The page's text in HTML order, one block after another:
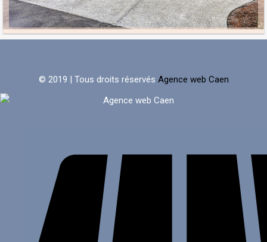
© 2019 | Tous droits réservés Agence web Caen